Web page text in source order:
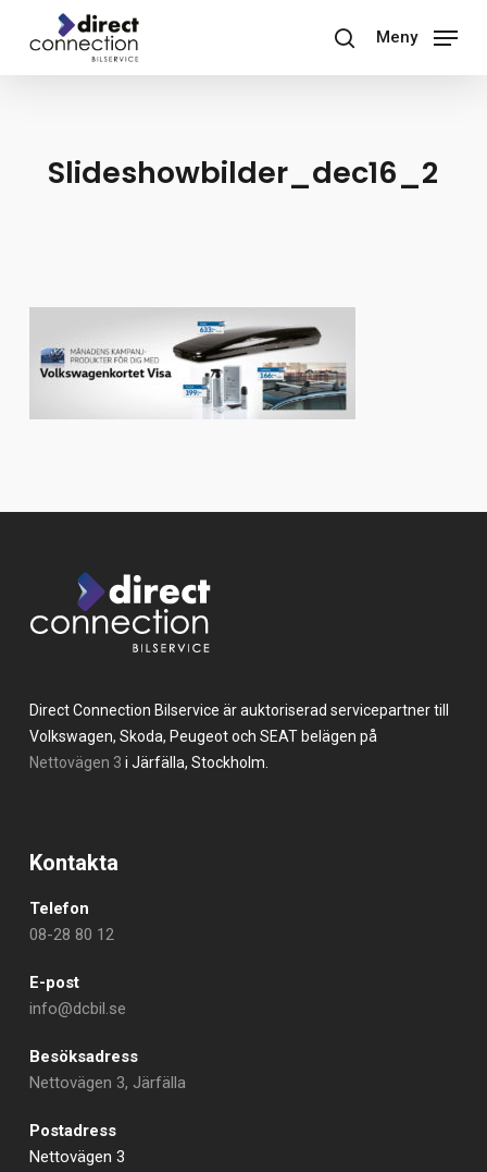
main
search
Meny
Slideshowbilder_dec16_2
Direct Connection Bilservice är auktoriserad servicepartner till
Volkswagen, Skoda, Peugeot och SEAT belägen på
Nettovägen 3 i Järfälla, Stockholm.
Kontakta
Telefon
08-28 80 12
E-post
info@dcbil.se
Besöksadress
Nettovägen 3, Järfälla
Postadress
Nettovägen 3